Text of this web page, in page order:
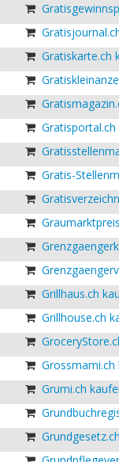
Gratiskarte.ch
Gratisportal.ch
Gratis-
Grillhaus.ch
Grillhouse.ch
Grossmami.ch
Grumi.ch